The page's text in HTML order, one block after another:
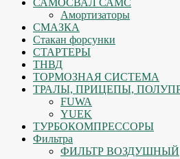
Амортизаторы
СМАЗКА
Стакан форсунки
СТАРТЕРЫ
ТНВД
ТОРМОЗНАЯ СИСТЕМА
ТРАЛЫ, ПРИЦЕПЫ,
FUWA
YUEK
ТУРБОКОМПРЕССОРЫ
Фильтра
ФИЛЬТР ВОЗДУШНЫЙ